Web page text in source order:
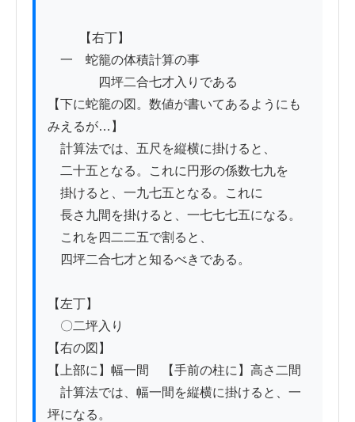
一　蛇籠の体積計算の事
四坪二合七才入りである
【下に蛇籠の図。数値が書いてあるようにも
みえるが…】
計算法では、五尺を縦横に掛けると、
二十五となる。これに円形の係数七九を
掛けると、一九七五となる。これに
長さ九間を掛けると、一七七七五になる。
これを四二二五で割ると、
四坪二合七才と知るべきである。
【左丁】
〇二坪入り
【右の図】
【上部に】幅一間　【手前の柱に】高さ二間
計算法では、幅一間を縦横に掛けると、一
坪になる。